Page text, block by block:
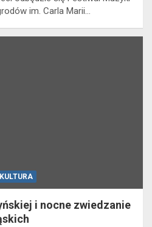
im. Carla Marii…
KULTURA
i nocne zwiedzanie